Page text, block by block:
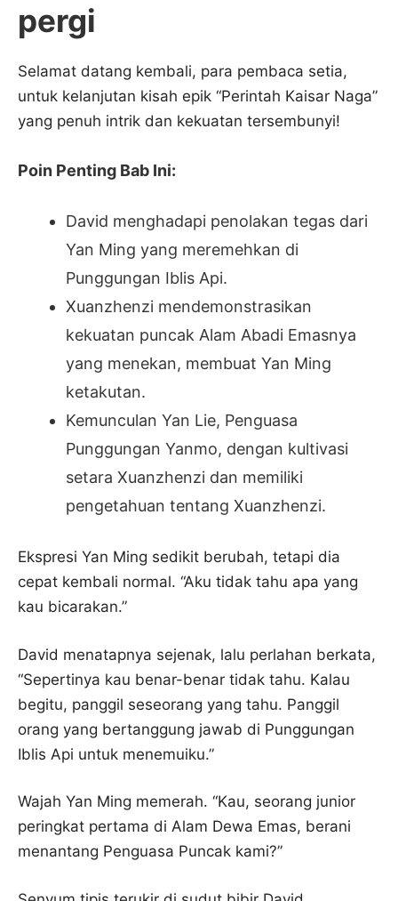
pergi
Selamat datang kembali, para pembaca setia,
untuk kelanjutan kisah epik “Perintah Kaisar Naga”
yang penuh intrik dan kekuatan tersembunyi!
Poin Penting Bab Ini:
David menghadapi penolakan tegas dari
Yan Ming yang meremehkan di
Punggungan Iblis Api.
Xuanzhenzi mendemonstrasikan
kekuatan puncak Alam Abadi Emasnya
yang menekan, membuat Yan Ming
ketakutan.
Kemunculan Yan Lie, Penguasa
Punggungan Yanmo, dengan kultivasi
setara Xuanzhenzi dan memiliki
pengetahuan tentang Xuanzhenzi.
Ekspresi Yan Ming sedikit berubah, tetapi dia
cepat kembali normal. “Aku tidak tahu apa yang
kau bicarakan.”
David menatapnya sejenak, lalu perlahan berkata,
“Sepertinya kau benar-benar tidak tahu. Kalau
begitu, panggil seseorang yang tahu. Panggil
orang yang bertanggung jawab di Punggungan
Iblis Api untuk menemuiku.”
Wajah Yan Ming memerah. “Kau, seorang junior
peringkat pertama di Alam Dewa Emas, berani
menantang Penguasa Puncak kami?”